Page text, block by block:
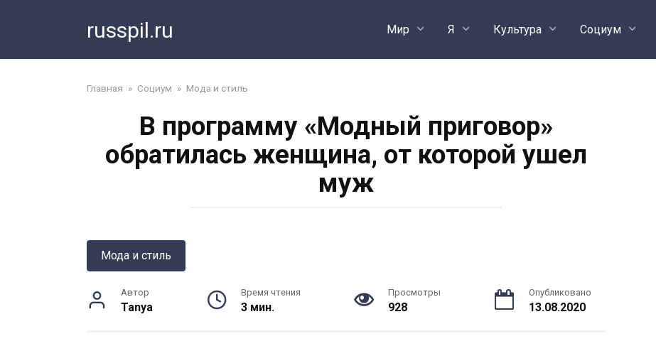
russpil.ru Мир Я Культура Социум
Главная » Социум » Мода и стиль
В программу «Модный приговор»
обратилась женщина, от которой ушел
муж
Мода и стиль
Автор
Tanya
Время чтения
3 мин.
Просмотры
928
Опубликовано
13.08.2020